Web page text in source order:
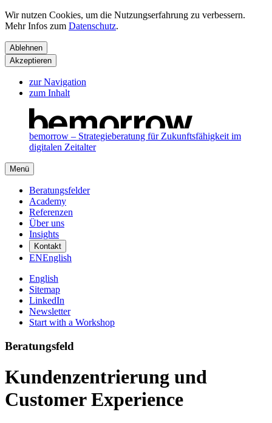
Wir nutzen Cookies, um die Nutzungserfahrung zu verbessern.
Mehr Infos zum Datenschutz.
Ablehnen
Akzeptieren
zur Navigation
zum Inhalt
bemorrow – Strategieberatung für Zukunftsfähigkeit im
digitalen Zeitalter
Menü
Beratungsfelder
Academy
Referenzen
Über uns
Insights
Kontakt
ENEnglish
English
Sitemap
LinkedIn
Newsletter
Start with a Workshop
Beratungsfeld
Kundenzentrierung und
Customer Experience